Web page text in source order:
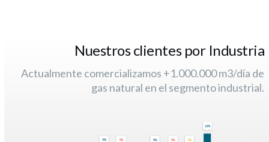
Nuestros clientes por Industria
Actualmente comercializamos +1.000.000 m3/día de
gas natural en el segmento industrial.